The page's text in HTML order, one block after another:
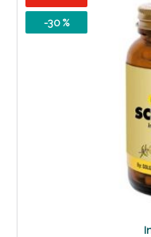
-30 %
Benessere